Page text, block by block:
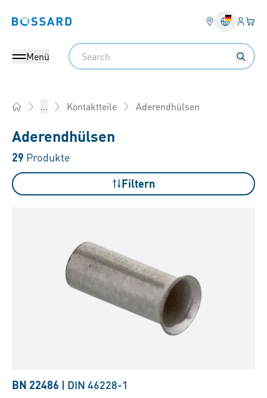
Bossard homepage Ihr
Menü
Search
... Kontaktteile Aderendhülsen
Aderendhülsen
29 Produkte
Filtern
BN 22486 | DIN 46228-1